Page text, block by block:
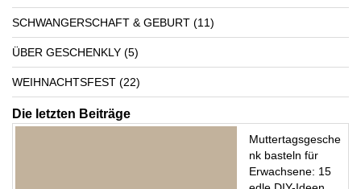
SCHWANGERSCHAFT & GEBURT (11)
ÜBER GESCHENKLY (5)
WEIHNACHTSFEST (22)
Die letzten Beiträge
Muttertagsgesche
nk basteln für
Erwachsene: 15